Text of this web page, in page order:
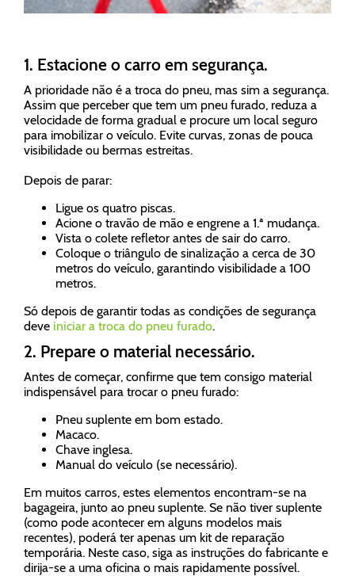
1. Estacione o carro em segurança.
A prioridade não é a troca do pneu, mas sim a segurança.
Assim que perceber que tem um pneu furado, reduza a
velocidade de forma gradual e procure um local seguro
para imobilizar o veículo. Evite curvas, zonas de pouca
visibilidade ou bermas estreitas.
Depois de parar:
Ligue os quatro piscas.
Acione o travão de mão e engrene a 1.ª mudança.
Vista o colete refletor antes de sair do carro.
Coloque o triângulo de sinalização a cerca de 30
metros do veículo, garantindo visibilidade a 100
metros.
Só depois de garantir todas as condições de segurança
deve iniciar a troca do pneu furado.
2. Prepare o material necessário.
Antes de começar, confirme que tem consigo material
indispensável para trocar o pneu furado:
Pneu suplente em bom estado.
Macaco.
Chave inglesa.
Manual do veículo (se necessário).
Em muitos carros, estes elementos encontram-se na
bagageira, junto ao pneu suplente. Se não tiver suplente
(como pode acontecer em alguns modelos mais
recentes), poderá ter apenas um kit de reparação
temporária. Neste caso, siga as instruções do fabricante e
dirija-se a uma oficina o mais rapidamente possível.